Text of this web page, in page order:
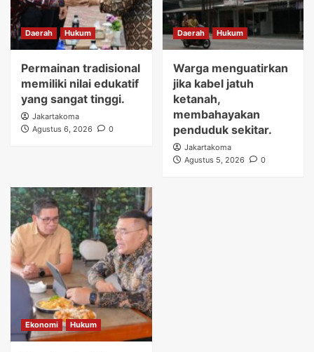
Daerah Hukum
Permainan tradisional
memiliki nilai edukatif
yang sangat tinggi.
Jakartakoma
Agustus 6, 2026
0
Daerah Hukum
Warga menguatirkan
jika kabel jatuh
ketanah,
membahayakan
penduduk sekitar.
Jakartakoma
Agustus 5, 2026
0
Ekonomi Hukum